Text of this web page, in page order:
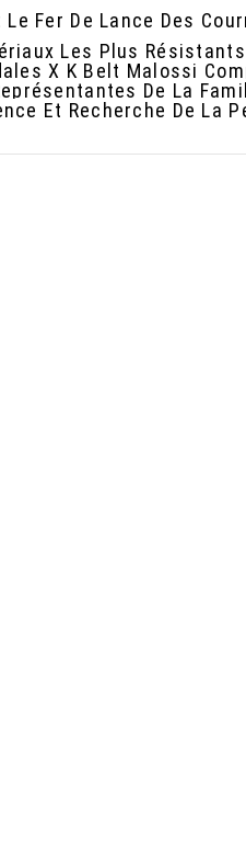
Fer De Lance Des
Les Plus
X K Belt Malossi
De La
Et Recherche De La